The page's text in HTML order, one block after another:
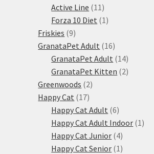
produktů
Active Line 11 11
produktů
Forza 10 Diet 1 1
Friskies 99
produktů
GranataPet Adult 1616
produktů
GranataPet Adult 1414
produktů
GranataPet Kitten 22
Greenwoods 22
Happy Cat 1717
produktů
Happy Cat Adult 66
produktů
Happy Cat Adult Indoor 1 1
Happy Cat Junior 44
produkty
Happy Cat Senior 1 1